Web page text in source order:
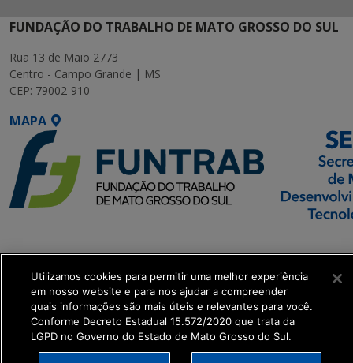
FUNDAÇÃO DO TRABALHO DE MATO GROSSO DO SUL
Rua 13 de Maio 2773
Centro - Campo Grande | MS
CEP: 79002-910
MAPA
Transformação Digital
get_footer();
Utilizamos cookies para permitir uma melhor experiência
em nosso website e para nos ajudar a compreender
quais informações são mais úteis e relevantes para você.
Conforme Decreto Estadual 15.572/2020 que trata da
LGPD no Governo do Estado de Mato Grosso do Sul.